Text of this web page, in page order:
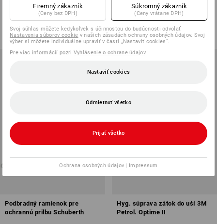
(v. DPH) od 20 Pár
Variant
(v. DPH) od 3 ks
Podbradný ramienok pre
ochrannú prilbu Schuberth
Hyg. súprava zátok do uší 3M
Petrol. Optime II
Firemný zákazník
(Ceny bez DPH)
Súkromný zákazník
(Ceny vrátane DPH)
Svoj súhlas môžete kedykoľvek s účinnosťou do budúcnosti odvolať
Nastavenia súborov cookie v našich zásadách ochrany osobných údajov. Svoj
výber si môžete individuálne upraviť v časti „Nastaviť cookies“.
Pre viac informácií pozri Vyhlásenie o ochrane údajov.
Nastaviť cookies
Odmietnuť všetko
Prijať všetko
Ochrana osobných údajov | Impressum